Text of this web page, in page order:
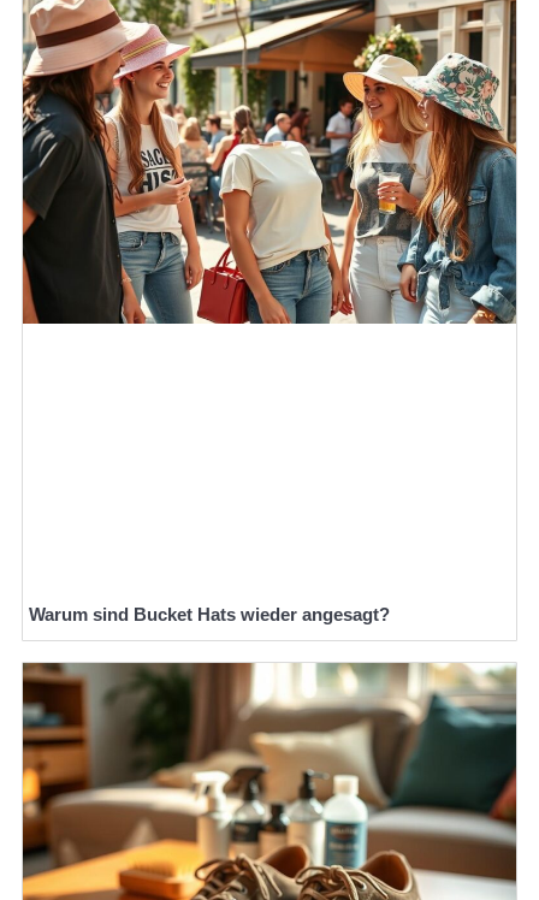
Warum sind Bucket Hats wieder angesagt?